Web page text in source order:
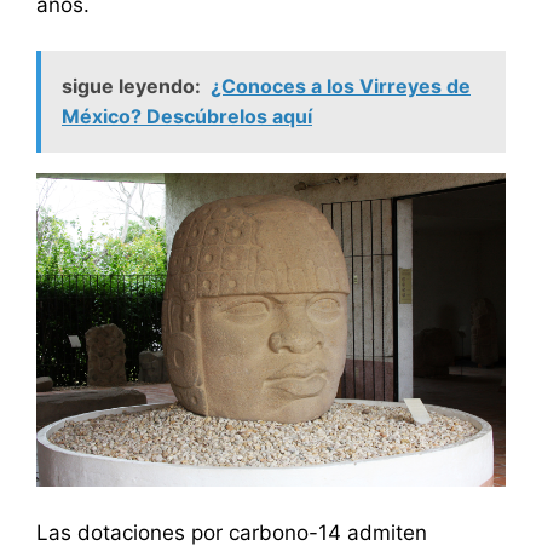
sigue leyendo: ¿Conoces a los Virreyes de
México? Descúbrelos aquí
Las dotaciones por carbono-14 admiten